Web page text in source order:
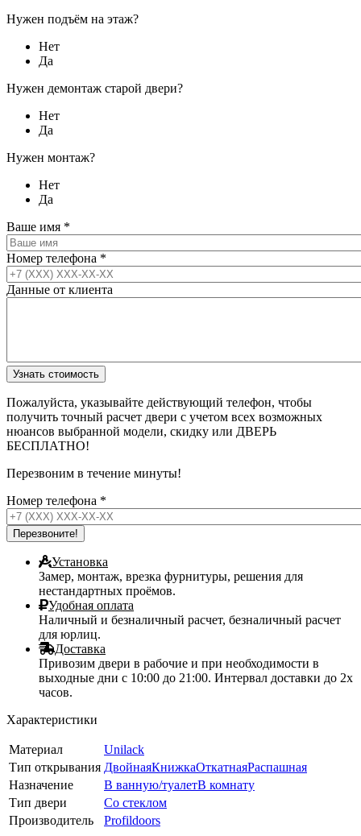
Нужен подъём на этаж?
Нет
Да
Нужен демонтаж старой двери?
Нет
Да
Нужен монтаж?
Нет
Да
Ваше имя *
Номер телефона *
Данные от клиента
Пожалуйста, указывайте действующий телефон, чтобы
получить точный расчет двери с учетом всех возможных
нюансов выбранной модели, скидку или ДВЕРЬ
БЕСПЛАТНО!
Перезвоним в течение минуты!
Номер телефона *
Установка
Замер, монтаж, врезка фурнитуры, решения для
нестандартных проёмов.
Удобная оплата
Наличный и безналичный расчет, безналичный расчет
для юрлиц.
Доставка
Привозим двери в рабочие и при необходимости в
выходные дни с 10:00 до 21:00. Интервал доставки до 2х
часов.
Характеристики
Материал
Unilack
Тип открывания ДвойнаяКнижкаОткатнаяРаспашная
Назначение
В ванную/туалетВ комнату
Тип двери
Со стеклом
Производитель
Profildoors